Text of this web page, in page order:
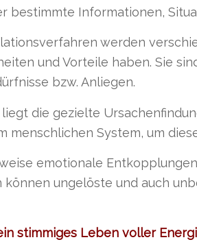
bestimmte Informationen,
werden
und Vorteile haben. Sie
bzw. Anliegen.
die gezielte
menschlichen System, um
emotionale
können ungelöste und auch
stimmiges Leben voller